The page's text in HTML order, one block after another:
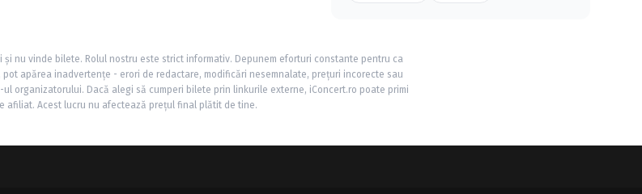
nu vinde bilete. Rolul nostru este strict informativ. Depunem eforturi constante pentru ca
apărea inadvertențe - erori de redactare, modificări nesemnalate, prețuri incorecte sau
organizatorului. Dacă alegi să cumperi bilete prin linkurile externe, iConcert.ro poate primi
afiliat. Acest lucru nu afectează prețul final plătit de tine.